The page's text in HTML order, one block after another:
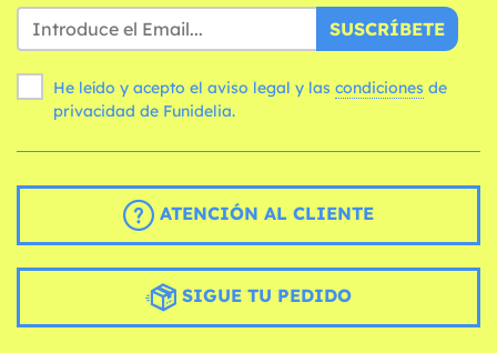
SUSCRÍBETE
He leído y acepto el aviso legal y las condiciones
privacidad de Funidelia.
ATENCIÓN AL CLIENTE
SIGUE TU PEDIDO